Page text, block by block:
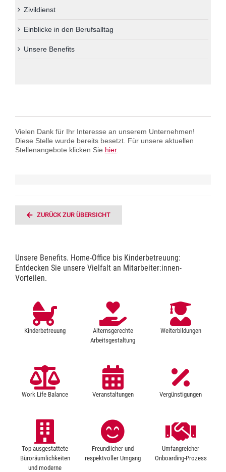
Kontakt
Zivildienst
Einblicke in den Berufsalltag
Unsere Benefits
Vielen Dank für Ihr Interesse an unserem Unternehmen!
Diese Stelle wurde bereits besetzt. Für unsere aktuellen
Stellenangebote klicken Sie hier.
ZURÜCK ZUR ÜBERSICHT
Unsere Benefits. Home-Office bis Kinderbetreuung:
Entdecken Sie unsere Vielfalt an Mitarbeiter:innen-
Vorteilen.
Kinderbetreuung
Alternsgerechte
Arbeitsgestaltung
Weiterbildungen
Work Life Balance Veranstaltungen Vergünstigungen
Top ausgestattete
Büroräumlichkeiten
und moderne
Freundlicher und
respektvoller Umgang
Umfangreicher
Onboarding-Prozess